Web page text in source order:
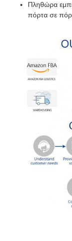
Πληθώρα
πόρτα σε